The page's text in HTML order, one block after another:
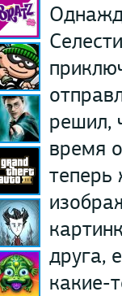
решил,
время
теперь
друга,
какие-